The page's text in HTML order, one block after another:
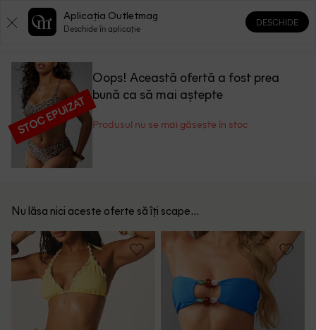
0 0
STOC EPUIZAT
Oops! Această ofertă a fost prea
bună ca să mai aștepte
Produsul nu se mai găsește în stoc
Nu lăsa nici aceste oferte să îți scape...
Aplicația Outletmag
Deschide în aplicație
DESCHIDE